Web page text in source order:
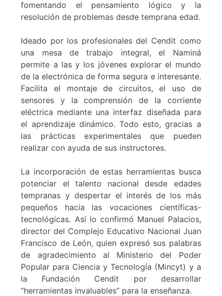
fomentando el pensamiento lógico y la
resolución de problemas desde temprana edad.
Ideado por los profesionales del Cendit como
una mesa de trabajo integral, el Naminá
permite a las y los jóvenes explorar el mundo
de la electrónica de forma segura e interesante.
Facilita el montaje de circuitos, el uso de
sensores y la comprensión de la corriente
eléctrica mediante una interfaz diseñada para
el aprendizaje dinámico. Todo esto, gracias a
las prácticas experimentales que pueden
realizar con ayuda de sus instructores.
La incorporación de estas herramientas busca
potenciar el talento nacional desde edades
tempranas y despertar el interés de los más
pequeños hacia las vocaciones científicas-
tecnológicas. Así lo confirmó Manuel Palacios,
director del Complejo Educativo Nacional Juan
Francisco de León, quien expresó sus palabras
de agradecimiento al Ministerio del Poder
Popular para Ciencia y Tecnología (Mincyt) y a
la Fundación Cendit por desarrollar
“herramientas invaluables” para la enseñanza.